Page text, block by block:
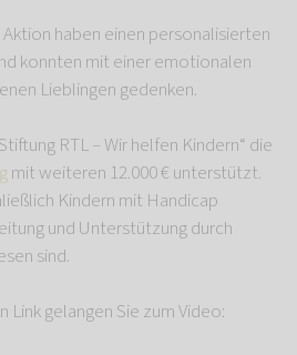
haben einen personalisierten
konnten mit einer emotionalen
Lieblingen gedenken.
RTL – Wir helfen Kindern“ die
mit weiteren 12.000 € unterstützt.
Kindern mit Handicap
und Unterstützung durch
sind.
gelangen Sie zum Video: